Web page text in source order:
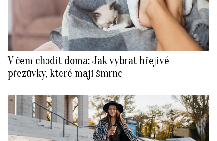
V čem chodit doma: Jak vybrat hřejivé
přezůvky, které mají šmrnc